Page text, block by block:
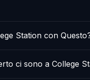
Station con
ci sono a College